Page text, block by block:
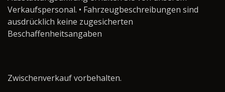
Verkaufspersonal. • Fahrzeugbeschreibungen sind
ausdrücklich keine zugesicherten
Beschaffenheitsangaben
Zwischenverkauf vorbehalten.